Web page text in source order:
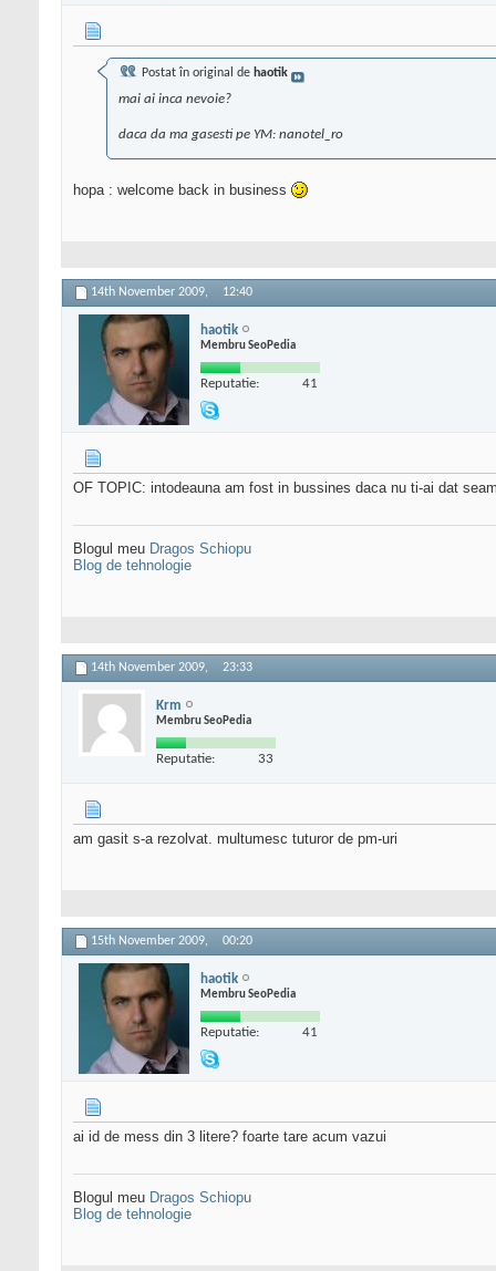
Postat în original de haotik
mai ai inca nevoie?
daca da ma gasesti pe YM: nanotel_ro
hopa : welcome back in business
14th November 2009, 12:40
haotik
Membru SeoPedia
Reputatie: 41
OF TOPIC: intodeauna am fost in bussines daca nu ti-ai dat
Blogul meu Dragos Schiopu
Blog de tehnologie
14th November 2009, 23:33
Krm
Membru SeoPedia
Reputatie: 33
am gasit s-a rezolvat. multumesc tuturor de pm-uri
15th November 2009, 00:20
haotik
Membru SeoPedia
Reputatie: 41
ai id de mess din 3 litere? foarte tare acum vazui
Blogul meu Dragos Schiopu
Blog de tehnologie